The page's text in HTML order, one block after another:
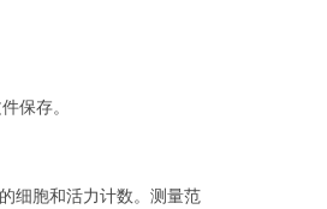
保存。
细胞和活力计数。测量范